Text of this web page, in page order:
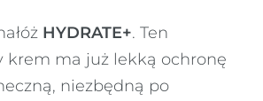
HYDRATE+. Ten
krem ma już lekką ochronę
niezbędną po